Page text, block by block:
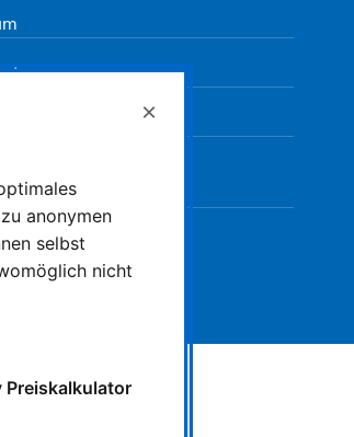
Einstellungen
×
anonymen
selbst
nicht
Preiskalkulator